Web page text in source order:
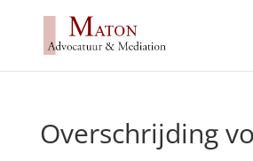
Overschrijding